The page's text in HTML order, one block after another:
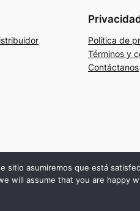
Política de
Términos y
Contáctanos
sitio asumiremos que está
will assume that you are happy